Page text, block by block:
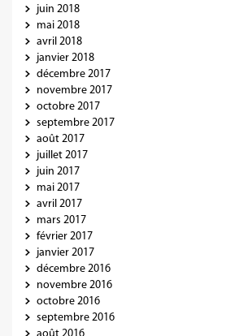
juin 2018
mai 2018
avril 2018
janvier 2018
décembre 2017
novembre 2017
octobre 2017
septembre 2017
août 2017
juillet 2017
juin 2017
mai 2017
avril 2017
mars 2017
février 2017
janvier 2017
décembre 2016
novembre 2016
octobre 2016
septembre 2016